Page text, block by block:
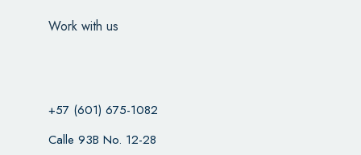
Work with us
+57 (601) 675-1082
Calle 93B No. 12-28